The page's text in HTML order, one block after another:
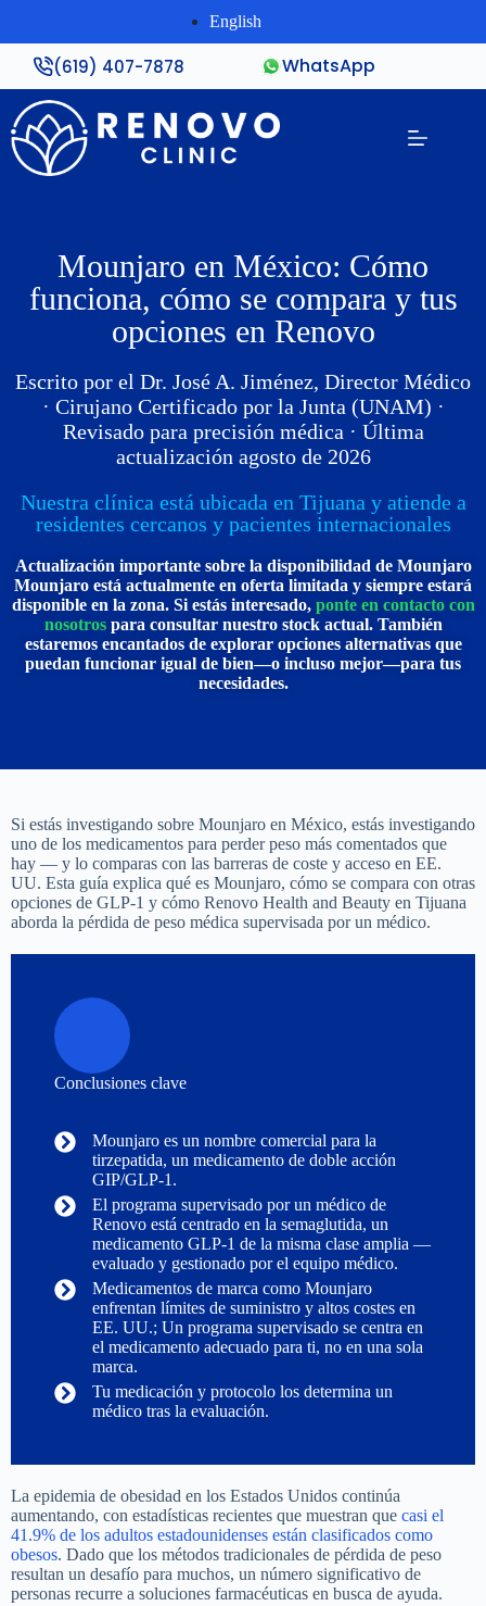
English
(619) 407-7878 WhatsApp
Mounjaro en México: Cómo
funciona, cómo se compara y tus
opciones en Renovo
Escrito por el Dr. José A. Jiménez, Director Médico
· Cirujano Certificado por la Junta (UNAM) ·
Revisado para precisión médica · Última
actualización agosto de 2026
Nuestra clínica está ubicada en Tijuana y atiende a
residentes cercanos y pacientes internacionales
Actualización importante sobre la disponibilidad de Mounjaro
Mounjaro está actualmente en oferta limitada y siempre estará
disponible en la zona. Si estás interesado, ponte en contacto con
nosotrospara consultar nuestro stock actual. También
estaremos encantados de explorar opciones alternativas que
puedan funcionar igual de bien—o incluso mejor—para tus
necesidades.
Si estás investigando sobre Mounjaro en México, estás investigando
uno de los medicamentos para perder peso más comentados que
hay — y lo comparas con las barreras de coste y acceso en EE.
UU. Esta guía explica qué es Mounjaro, cómo se compara con otras
opciones de GLP-1 y cómo Renovo Health and Beauty en Tijuana
aborda la pérdida de peso médica supervisada por un médico.
Conclusiones clave
Mounjaro es un nombre comercial para la
tirzepatida, un medicamento de doble acción
GIP/GLP-1.
El programa supervisado por un médico de
Renovo está centrado en la semaglutida, un
medicamento GLP-1 de la misma clase amplia —
evaluado y gestionado por el equipo médico.
Medicamentos de marca como Mounjaro
enfrentan límites de suministro y altos costes en
EE. UU.; Un programa supervisado se centra en
el medicamento adecuado para ti, no en una sola
marca.
Tu medicación y protocolo los determina un
médico tras la evaluación.
La epidemia de obesidad en los Estados Unidos continúa
aumentando, con estadísticas recientes que muestran que casi el
41.9% de los adultos estadounidenses están clasificados como
obesos. Dado que los métodos tradicionales de pérdida de peso
resultan un desafío para muchos, un número significativo de
personas recurre a soluciones farmacéuticas en busca de ayuda.